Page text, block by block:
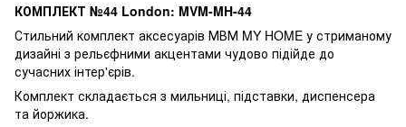
КОМПЛЕКТ №44 London: MVM-MH-44
Стильний комплект аксесуарів МВМ MY HOME у стриманому
дизайні з рельєфними акцентами чудово підійде до
сучасних інтер'єрів.
Комплект складається з мильниці, підставки, диспенсера
та йоржика.